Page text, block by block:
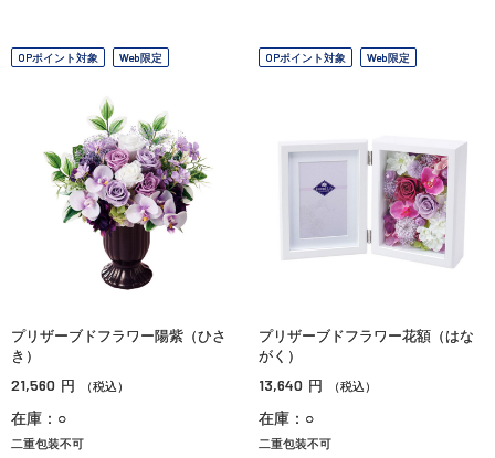
OPポイント対象 Web限定
プリザーブドフラワー陽紫（ひさ
き）
21,560 円 （税込）
在庫：○
二重包装不可
OPポイント対象 Web限定
プリザーブドフラワー花額（はな
がく）
13,640 円 （税込）
在庫：○
二重包装不可